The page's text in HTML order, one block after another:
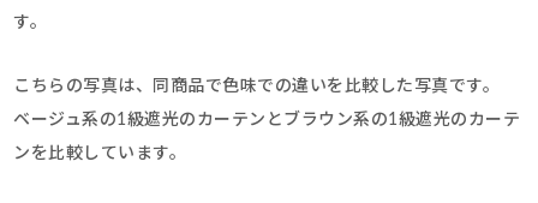
す。
こちらの写真は、同商品で色味での違いを比較した写真です。
ベージュ系の1級遮光のカーテンとブラウン系の1級遮光のカーテ
ンを比較しています。